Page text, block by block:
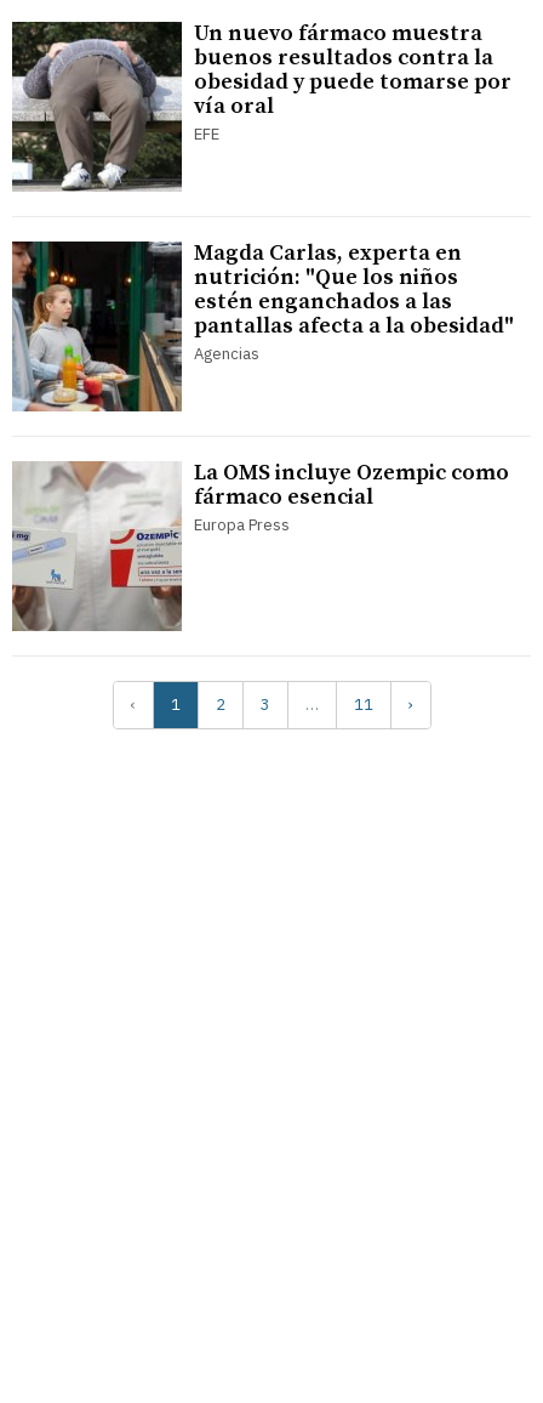
Un nuevo fármaco muestra
buenos resultados contra la
obesidad y puede tomarse por
vía oral
EFE
Magda Carlas, experta en
nutrición: "Que los niños
estén enganchados a las
pantallas afecta a la obesidad"
Agencias
La OMS incluye Ozempic como
fármaco esencial
Europa Press
‹ 1 2 3 … 11 ›